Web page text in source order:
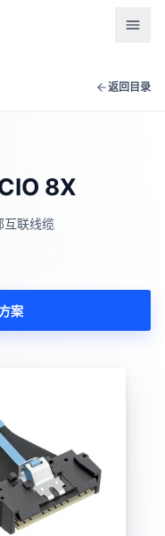
首页
联系我们
Русский
Français
返回目录
8X
互联线缆
案